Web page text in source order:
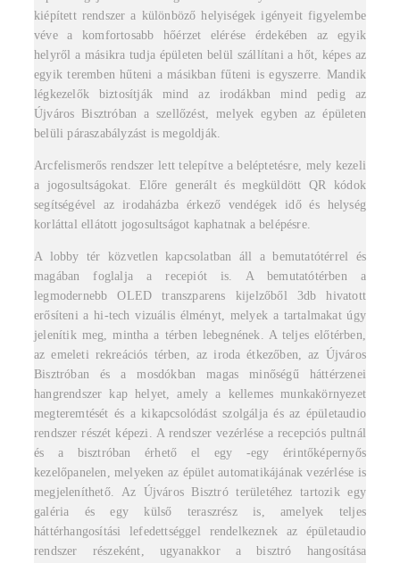
kiépített rendszer a különböző helyiségek igényeit figyelembe
véve a komfortosabb hőérzet elérése érdekében az egyik
helyről a másikra tudja épületen belül szállítani a hőt, képes az
egyik teremben hűteni a másikban fűteni is egyszerre. Mandik
légkezelők biztosítják mind az irodákban mind pedig az
Újváros Bisztróban a szellőzést, melyek egyben az épületen
belüli páraszabályzást is megoldják.
Arcfelismerős rendszer lett telepítve a beléptetésre, mely kezeli
a jogosultságokat. Előre generált és megküldött QR kódok
segítségével az irodaházba érkező vendégek idő és helység
korláttal ellátott jogosultságot kaphatnak a belépésre.
A lobby tér közvetlen kapcsolatban áll a bemutatótérrel és
magában foglalja a recepiót is. A bemutatótérben a
legmodernebb OLED transzparens kijelzőből 3db hivatott
erősíteni a hi-tech vizuális élményt, melyek a tartalmakat úgy
jelenítik meg, mintha a térben lebegnének. A teljes előtérben,
az emeleti rekreációs térben, az iroda étkezőben, az Újváros
Bisztróban és a mosdókban magas minőségű háttérzenei
hangrendszer kap helyet, amely a kellemes munkakörnyezet
megteremtését és a kikapcsolódást szolgálja és az épületaudio
rendszer részét képezi. A rendszer vezérlése a recepciós pultnál
és a bisztróban érhető el egy -egy érintőképernyős
kezelőpanelen, melyeken az épület automatikájának vezérlése is
megjeleníthető. Az Újváros Bisztró területéhez tartozik egy
galéria és egy külső teraszrész is, amelyek teljes
háttérhangosítási lefedettséggel rendelkeznek az épületaudio
rendszer részeként, ugyanakkor a bisztró hangosítása